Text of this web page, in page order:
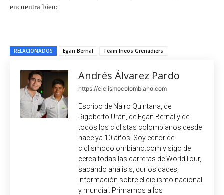
encuentra bien:
RELACIONADOS Egan Bernal Team Ineos Grenadiers
Andrés Álvarez Pardo
https://ciclismocolombiano.com
Escribo de Nairo Quintana, de
Rigoberto Urán, de Egan Bernal y de
todos los ciclistas colombianos desde
hace ya 10 años. Soy editor de
ciclismocolombiano.com y sigo de
cerca todas las carreras de WorldTour,
sacando análisis, curiosidades,
información sobre el ciclismo nacional
y mundial. Primamos a los